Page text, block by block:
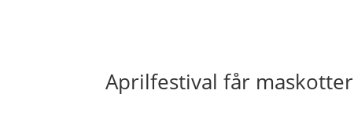
Aprilfestival får maskotter